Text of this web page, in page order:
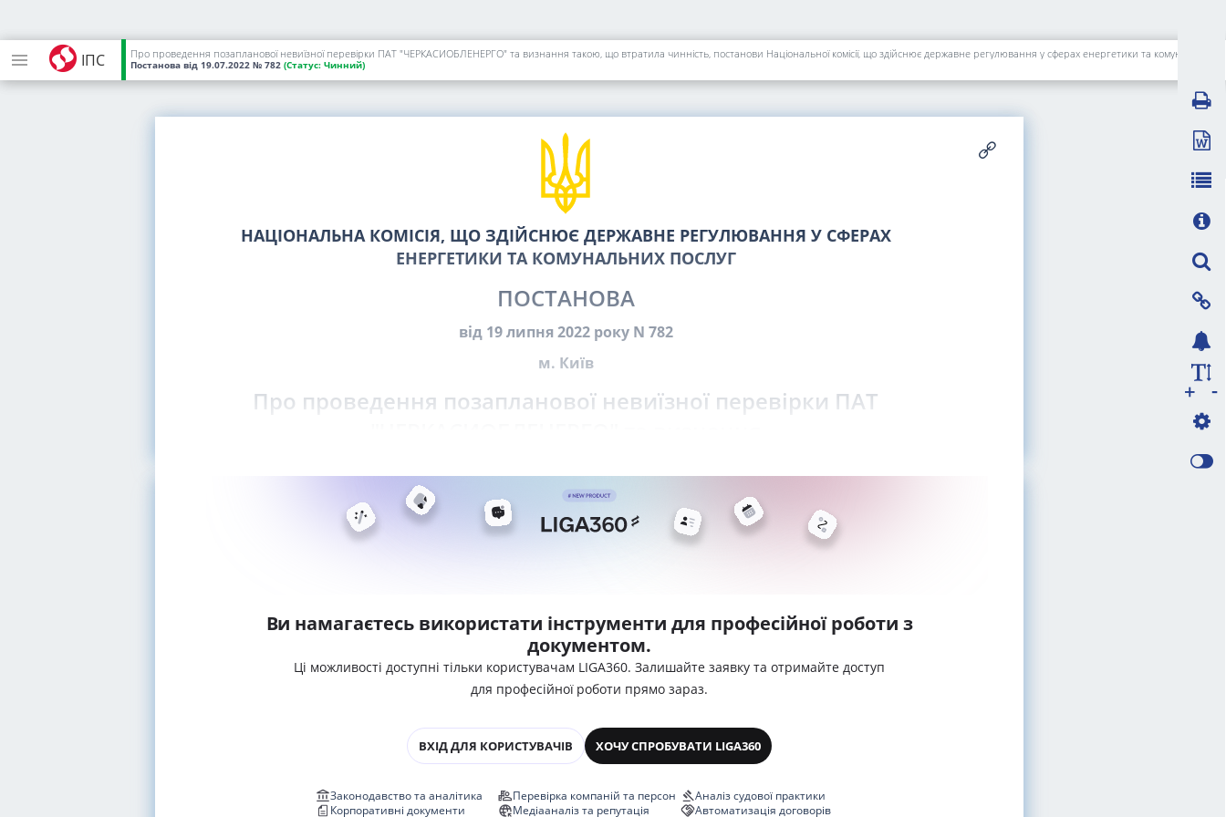
ІПС Постанова від 19.07.2022 № 782 (Статус: Чинний)
НАЦІОНАЛЬНА КОМІСІЯ, ЩО ЗДІЙСНЮЄ ДЕРЖАВНЕ РЕГУЛЮВАННЯ У СФЕРАХ
ЕНЕРГЕТИКИ ТА КОМУНАЛЬНИХ ПОСЛУГ
ПОСТАНОВА
від 19 липня 2022 року N 782
м. Київ
Про проведення позапланової невиїзної перевірки ПАТ
Ви намагаєтесь використати інструменти для професійної роботи з
документом.
Ці можливості доступні тільки користувачам LIGA360. Залишайте заявку та отримайте доступ
для професійної роботи прямо зараз.
ВХІД ДЛЯ КОРИСТУВАЧІВ ХОЧУ СПРОБУВАТИ LIGA360
Законодавство та аналітика
Корпоративні документи
Перевірка компаній та персон
Медіааналіз та репутація
Аналіз судової практики
Автоматизація договорів
-
+